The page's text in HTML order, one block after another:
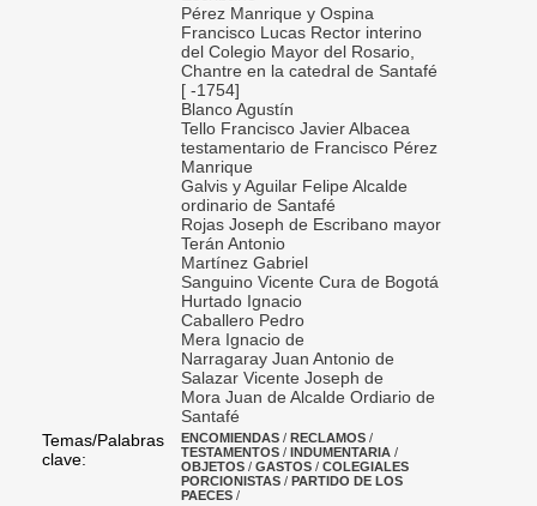
Pérez Manrique y Ospina
Francisco Lucas Rector interino
del Colegio Mayor del Rosario,
Chantre en la catedral de Santafé
[ -1754]
Blanco Agustín
Tello Francisco Javier Albacea
testamentario de Francisco Pérez
Manrique
Galvis y Aguilar Felipe Alcalde
ordinario de Santafé
Rojas Joseph de Escribano mayor
Terán Antonio
Martínez Gabriel
Sanguino Vicente Cura de Bogotá
Hurtado Ignacio
Caballero Pedro
Mera Ignacio de
Narragaray Juan Antonio de
Salazar Vicente Joseph de
Mora Juan de Alcalde Ordiario de
Santafé
Temas/Palabras
clave:
ENCOMIENDAS / RECLAMOS /
TESTAMENTOS / INDUMENTARIA /
OBJETOS / GASTOS / COLEGIALES
PORCIONISTAS / PARTIDO DE LOS
PAECES /